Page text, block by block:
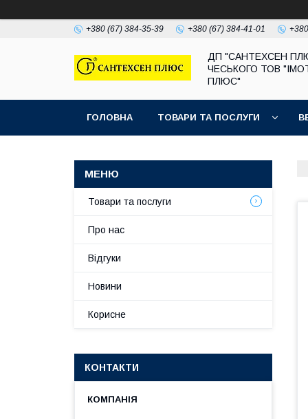
+380 (67) 384-35-39 +380 (67) 384-41-01
ДП "САНТЕХСЕН
ЧЕСЬКОГО ТОВ
ПЛЮС"
ГОЛОВНА ТОВАРИ ТА ПОСЛУГИ
Товари та послуги
Про нас
Відгуки
Новини
Корисне
КОНТАКТИ